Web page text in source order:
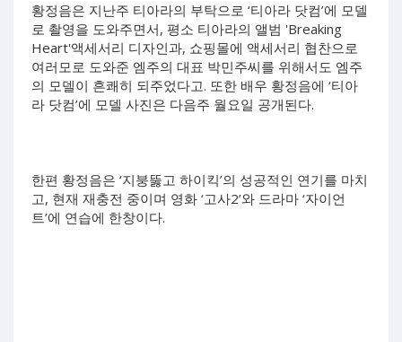
황정음은 지난주 티아라의 부탁으로 ‘티아라 닷컴’에 모델
로 촬영을 도와주면서, 평소 티아라의 앨범 'Breaking
Heart'액세서리 디자인과, 쇼핑몰에 액세서리 협찬으로
여러모로 도와준 엠주의 대표 박민주씨를 위해서도 엠주
의 모델이 흔쾌히 되주었다고. 또한 배우 황정음에 ‘티아
라 닷컴’에 모델 사진은 다음주 월요일 공개된다.
한편 황정음은 ‘지붕뚫고 하이킥’의 성공적인 연기를 마치
고, 현재 재충전 중이며 영화 ‘고사2’와 드라마 ‘자이언
트’에 연습에 한창이다.